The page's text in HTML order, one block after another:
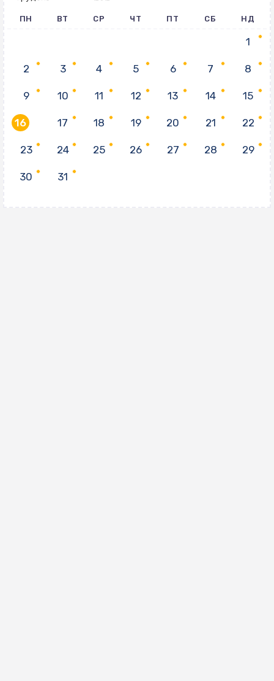
ПН ВТ СР ЧТ ПТ СБ НД
1
2 3 4 5 6 7 8
9 10 11 12 13 14 15
16 17 18 19 20 21 22
23 24 25 26 27 28 29
30 31